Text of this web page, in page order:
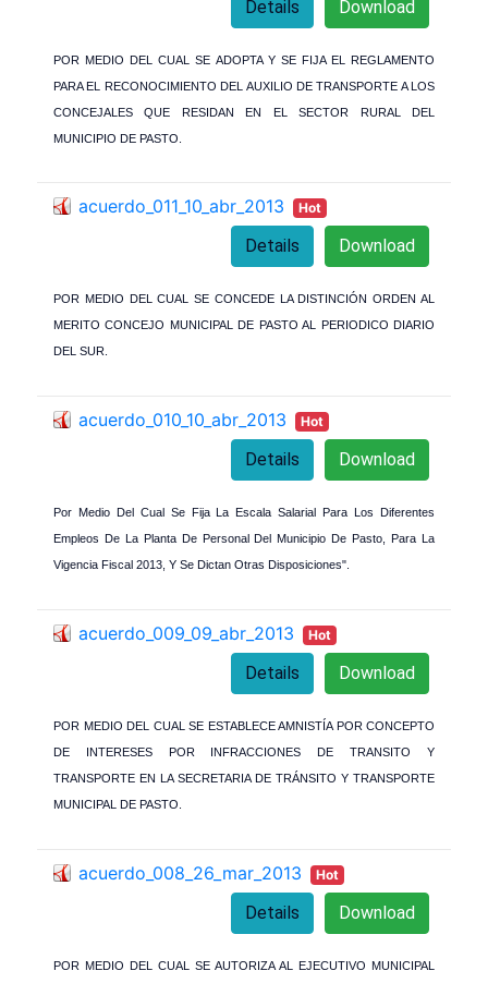
Download
Details
POR MEDIO DEL CUAL SE ADOPTA Y SE FIJA EL REGLAMENTO
PARA EL RECONOCIMIENTO DEL AUXILIO DE TRANSPORTE A LOS
CONCEJALES QUE RESIDAN EN EL SECTOR RURAL DEL
MUNICIPIO DE PASTO.
acuerdo_011_10_abr_2013 Hot
Download
Details
POR MEDIO DEL CUAL SE CONCEDE LA DISTINCIÓN ORDEN AL
MERITO CONCEJO MUNICIPAL DE PASTO AL PERIODICO DIARIO
DEL SUR.
acuerdo_010_10_abr_2013 Hot
Download
Details
Por Medio Del Cual Se Fija La Escala Salarial Para Los Diferentes
Empleos De La Planta De Personal Del Municipio De Pasto, Para La
Vigencia Fiscal 2013, Y Se Dictan Otras Disposiciones".
acuerdo_009_09_abr_2013 Hot
Download
Details
POR MEDIO DEL CUAL SE ESTABLECE AMNISTÍA POR CONCEPTO
DE INTERESES POR INFRACCIONES DE TRANSITO Y
TRANSPORTE EN LA SECRETARIA DE TRÁNSITO Y TRANSPORTE
MUNICIPAL DE PASTO.
acuerdo_008_26_mar_2013 Hot
Download
Details
POR MEDIO DEL CUAL SE AUTORIZA AL EJECUTIVO MUNICIPAL